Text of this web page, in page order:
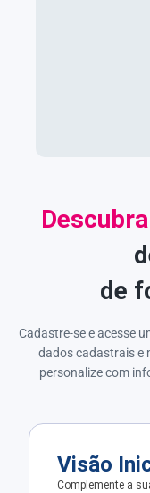
Descubra
de
Cadastre-se e acesse
dados cadastrais e
personalize com
Visão
Complemente a